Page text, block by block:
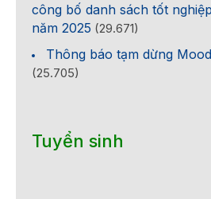
công bố danh sách tốt
năm 2025 (29.671)
Thông báo tạm dừng
(25.705)
Tuyển sinh